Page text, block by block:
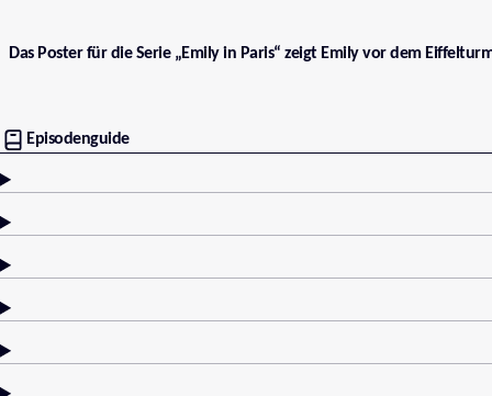
Das Poster für die Serie „Emily in Paris“ zeigt Emily vor dem
Episodenguide